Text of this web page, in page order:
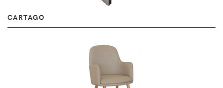
CARTAGO